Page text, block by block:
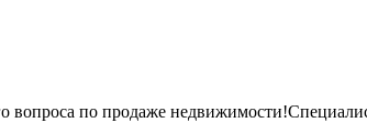
вопроса по продаже